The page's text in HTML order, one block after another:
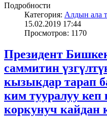
Подробности
Категория: Алдын ала
15.02.2019 17:44
Просмотров: 1170
Президент
саммитин
кызыкдар тарап
ким тууралуу
коркунуч кайдан